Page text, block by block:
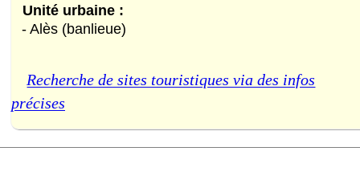
Unité urbaine :
- Alès (banlieue)
Recherche de sites touristiques via des infos
précises